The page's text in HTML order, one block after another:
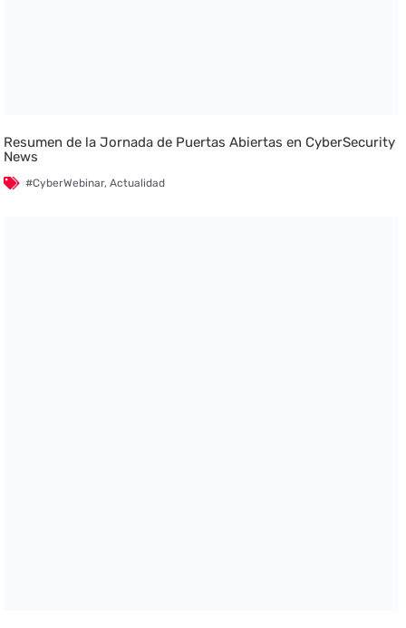
Resumen de la Jornada de Puertas Abiertas en CyberSecurity
News
#CyberWebinar,Actualidad